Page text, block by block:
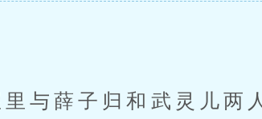
薛子归和武灵儿两人